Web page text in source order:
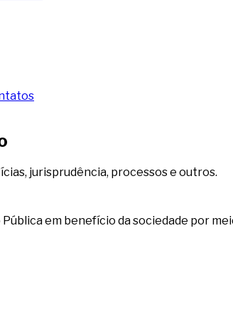
jurisprudência, processos e outros.
em benefício da sociedade por